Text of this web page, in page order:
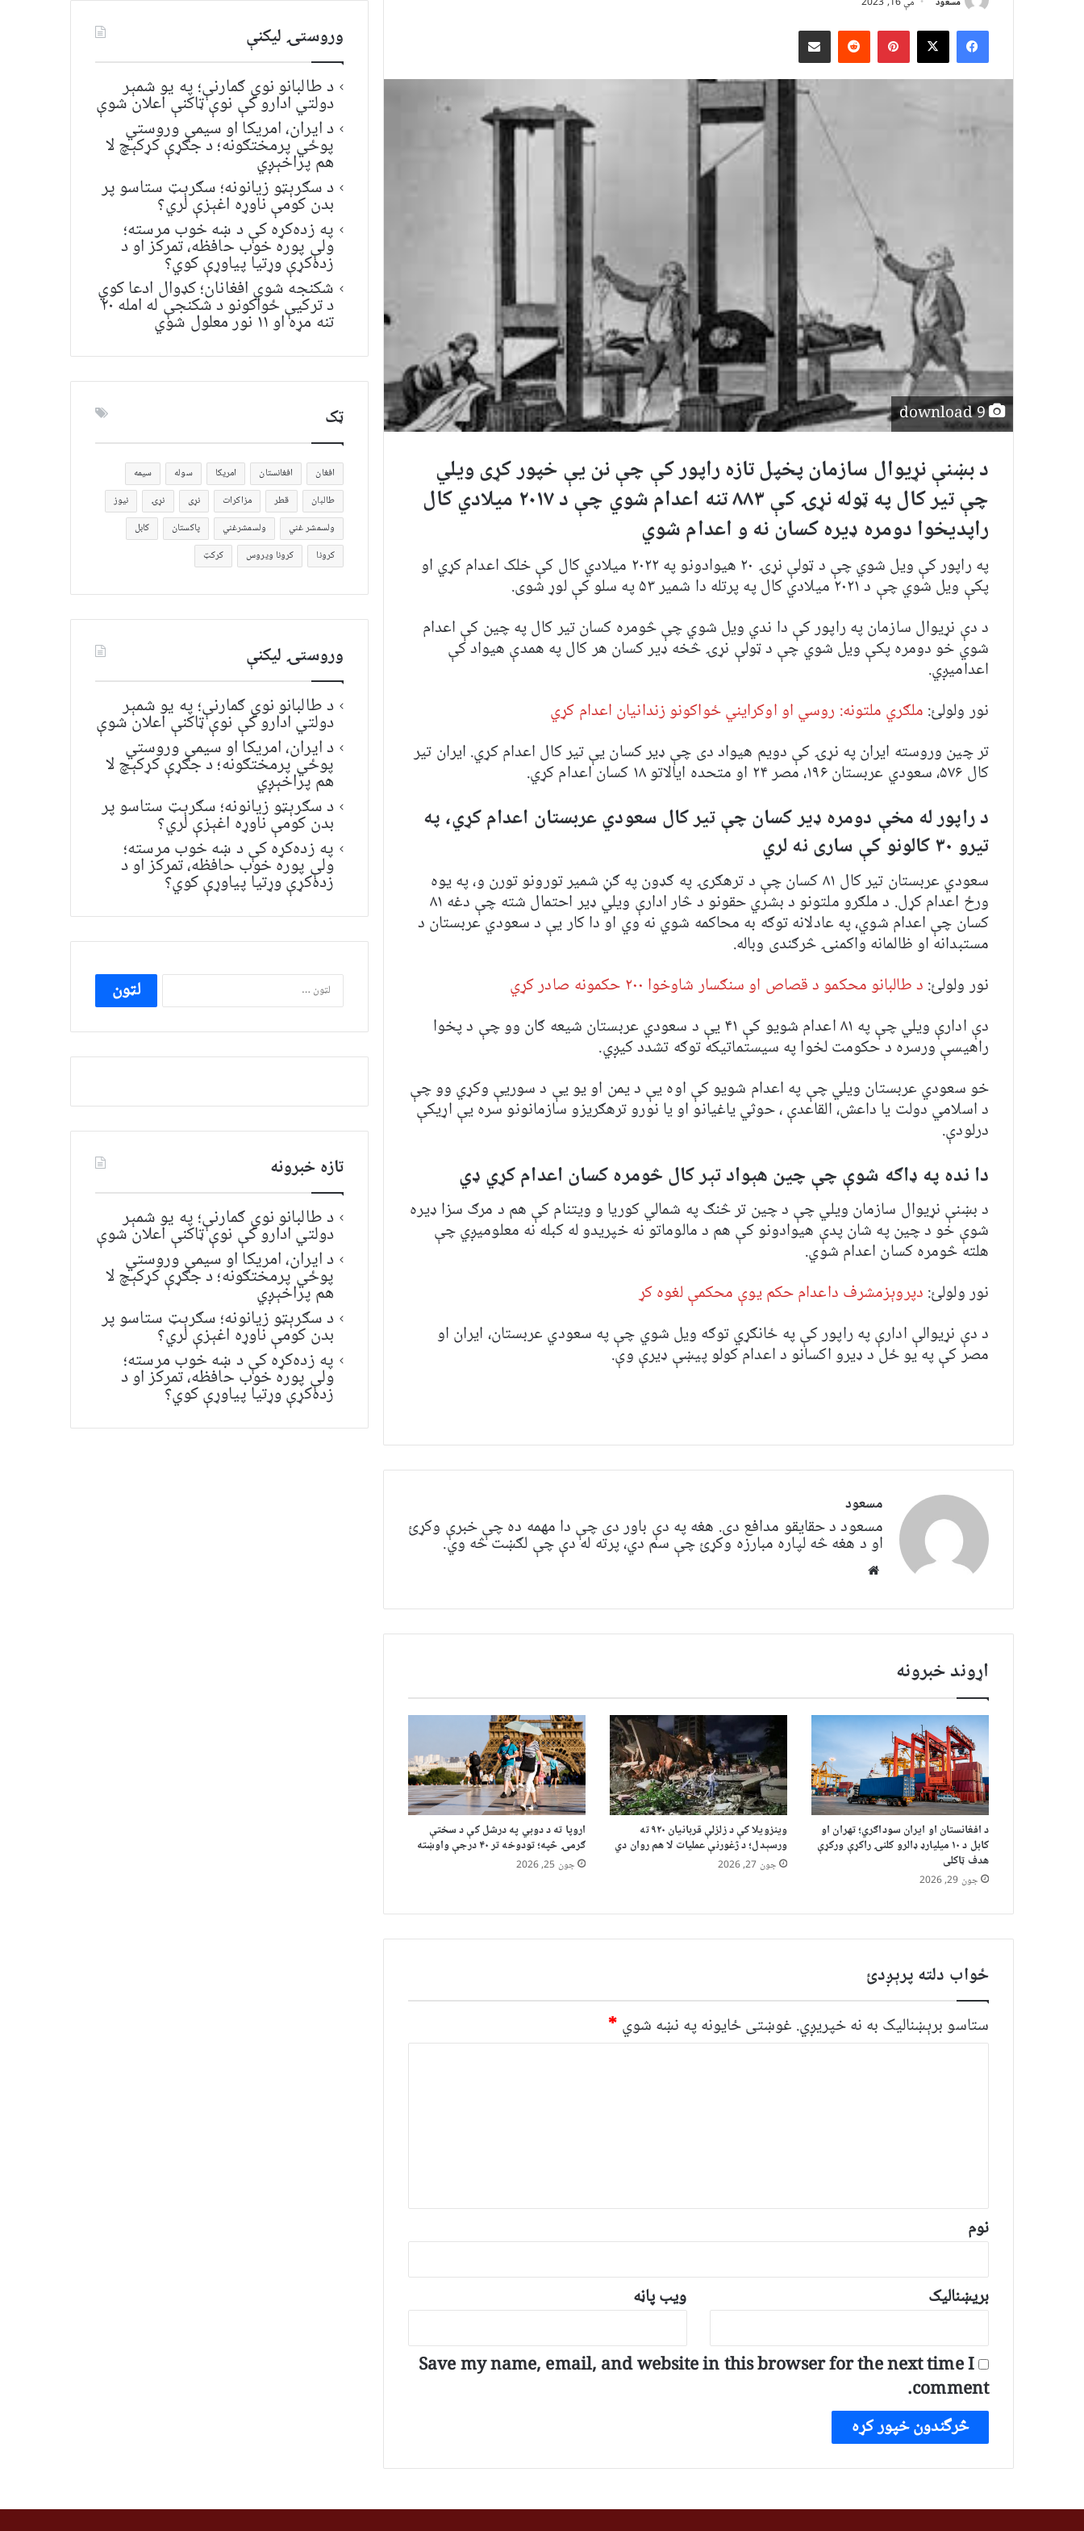
Facebook
X
Pinterest
Redditد بریښنالیک له لارې شریک کړئ
download 9
د بښنې نړیوال سازمان پخپل تازه راپور کې چې نن يې خپور کړی ویلي
چې تیر کال په ټوله نړۍ کې۸۸۳تنه اعدام شوي چې د۲۰۱۷ ميلادي کال
راپدیخوا دومره ډیره کسان نه و اعدام شوي
په راپور کې ویل شوي چې د ټولې نړۍ ۲۰ هیوادونو په ۲۰۲۲ ميلادي کال کې خلک اعدام کړي او
پکې ویل شوي چې د ۲۰۲۱ ميلادي کال په پرتله دا شمیر ۵۳ په سلو کې لوړ شوی.
د دې نړیوال سازمان په راپور کې دا ندي ویل شوي چې څومره کسان تیر کال په چین کې اعدام
شوي خو دومره پکې ویل شوي چې د ټولې نړۍ څخه ډیر کسان هر کال په همدې هیواد کې
اعدامیږي.
نور ولولئ: ملګري ملتونه: روسي او اوکرايني ځواکونو زندانيان اعدام کړي
تر چین وروسته ایران په نړۍ کې دویم هیواد دی چې ډیر کسان یې تیر کال اعدام کړي. ایران تیر
کال ۵۷۶، سعودي عربستان ۱۹۶، مصر ۲۴ او متحده ایالاتو ۱۸ کسان اعدام کړي.
د راپور له مخې دومره ډیر کسان چې تیر کال سعودي عربستان اعدام کړي، په
تیرو ۳۰کالونو کې ساری نه لري
سعودي عربستان تیر کال ۸۱ کسان چې د ترهګرۍ په ګډون په ګڼ شمیر تورونو تورن و، په یوه
ورځ اعدام کړل. د ملګرو ملتونو د بشري حقونو د څار ادارې ویلي ډیر احتمال شته چې دغه ۸۱
کسان چې اعدام شوي، په عادلانه توګه به محاکمه شوي نه وي او دا کار یې د سعودي عربستان د
مستبدانه او ظالمانه واکمنۍ څرګندی وباله.
نور ولولئ: د طالبانو محکمو د قصاص او سنګسار شاوخوا ۲۰۰ حکمونه صادر کړي
دې ادارې ویلي چې په ۸۱ اعدام شویو کې ۴۱ یې د سعودي عربستان شیعه ګان وو چې د پخوا
راهیسې ورسره د حکومت لخوا په سیستماتیکه توګه تشدد کیږي.
خو سعودي عربستان ویلي چې په اعدام شویو کې اوه یې د یمن او یو یې د سوریې وکړي وو چې
د اسلامي دولت یا داعش، القاعدې ، حوثي یاغیانو او یا نورو ترهګریزو سازمانونو سره یې اړیکې
درلودې.
دا نده په ډاګه شوې چې چين هېواد تېر کال څومره کسان اعدام کړي ډي
د بښنې نړیوال سازمان ویلي چې د چین تر څنګ په شمالي کوریا و ویتنام کې هم د مرګ سزا ډیره
شوې خو د چین په شان پدې هیوادونو کې هم د مالوماتو نه خپریدو له کبله نه معلومیږي چې
هلته څومره کسان اعدام شوي.
نور ولولئ: دپروېزمشرف داعدام حکم یوې محکمې لغوه کړ
د دې نړیوالې ادارې په راپور کې په ځانګړي توګه ویل شوي چې په سعودي عربستان، ایران او
مصر کې په یو ځل د ډیرو اکسانو د اعدام کولو پیښې ډیرې وې.
مسعود
مسعود د حقایقو مدافع دی. هغه په ​​​​دې باور دی چې دا مهمه ده چې خبرې وکړئ
او د هغه څه لپاره مبارزه وکړئ چې سم دي، پرته له دې چې لګښت څه وي.
اړوند خبرونه
د افغانستان او ایران سوداګري؛ تهران او
کابل د ۱۰ میلیارډ ډالرو کلنۍ راکړې ورکړې
هدف ټاکلی
جون 29, 2026
وینزویلا کې د زلزلې قربانیان ۹۲۰ ته
ورسېدل؛ د ژغورنې عملیات لا هم روان دي
جون 27, 2026
اروپا ته د دوبي په درشل کې د سختې
ګرمۍ څپه؛ تودوخه تر ۴۰ درجې واوښته
جون 25, 2026
ځواب دلته پرېږدئ
ستاسو برېښناليک به نه خپريږي. غوښتى ځایونه په نښه شوي *
*
نوم
بریښنالیک ویب پاڼه
Save my name, email, and website in this browser for the next time I
comment.
وروستۍ ليکنې
د طالبانو نوي ګمارنې؛ په یو شمېر
دولتي ادارو کې نوې ټاکنې اعلان شوې
د ایران، امریکا او سیمې وروستي
پوځي پرمختګونه؛ د جګړې کړکېچ لا
هم پراخېږي
د سګرېټو زیانونه؛ سګرېټ ستاسو پر
بدن کومې ناوړه اغېزې لري؟
په زده‌کړه کې د ښه خوب مرسته؛
ولې پوره خوب حافظه، تمرکز او د
زده‌کړې وړتیا پیاوړې کوي؟
شکنجه شوي افغانان؛ کډوال ادعا کوي
د ترکیې ځواکونو د شکنجې له امله ۲۰
تنه مړه او ۱۱ نور معلول شوي
ټک
افغان افغانستان امریکا سوله
سیمه
طالبان
قطر مزاکرات نړی نړۍ
نیوز
ولسمشر غني
ولسمشرغني پاکستان
کابل
کرونا
کرونا ویروس کرکټ
وروستۍ ليکنې
د طالبانو نوي ګمارنې؛ په یو شمېر
دولتي ادارو کې نوې ټاکنې اعلان شوې
د ایران، امریکا او سیمې وروستي
پوځي پرمختګونه؛ د جګړې کړکېچ لا
هم پراخېږي
د سګرېټو زیانونه؛ سګرېټ ستاسو پر
بدن کومې ناوړه اغېزې لري؟
په زده‌کړه کې د ښه خوب مرسته؛
ولې پوره خوب حافظه، تمرکز او د
زده‌کړې وړتیا پیاوړې کوي؟
ددی
لپاره
لټون:
تازه خبرونه
د طالبانو نوي ګمارنې؛ په یو شمېر
دولتي ادارو کې نوې ټاکنې اعلان شوې
د ایران، امریکا او سیمې وروستي
پوځي پرمختګونه؛ د جګړې کړکېچ لا
هم پراخېږي
د سګرېټو زیانونه؛ سګرېټ ستاسو پر
بدن کومې ناوړه اغېزې لري؟
په زده‌کړه کې د ښه خوب مرسته؛
ولې پوره خوب حافظه، تمرکز او د
زده‌کړې وړتیا پیاوړې کوي؟